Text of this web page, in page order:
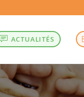
ACTUALITÉS